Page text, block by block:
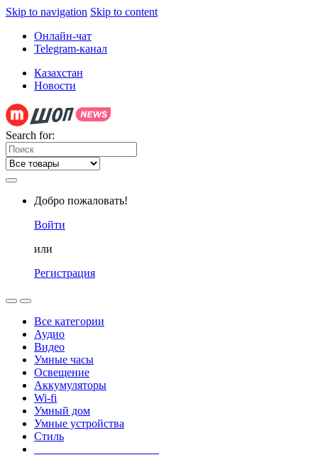
Skip to navigation Skip to content
Онлайн-чат
Telegram-канал
Казахстан
Новости
Search for:
Добро пожаловать!
Войти
или
Регистрация
Все категории
Аудио
Видео
Умные часы
Освещение
Аккумуляторы
Wi-fi
Умный дом
Умные устройства
Стиль